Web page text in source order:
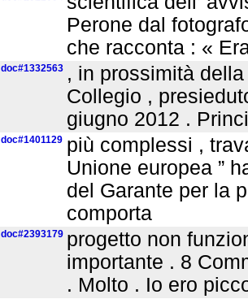
Perone dal
che racconta : «
doc#1332563 , in prossimità
Collegio ,
giugno 2012 .
doc#1401129 più complessi ,
Unione europea ”
del Garante per la
comporta
doc#2393179 progetto non
importante . 8
. Molto . Io ero